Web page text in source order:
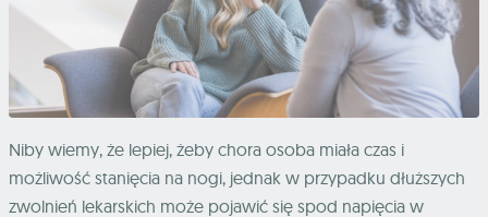
Niby wiemy, że lepiej, żeby chora osoba miała czas i
możliwość stanięcia na nogi, jednak w przypadku dłuższych
zwolnień lekarskich może pojawić się spod napięcia w